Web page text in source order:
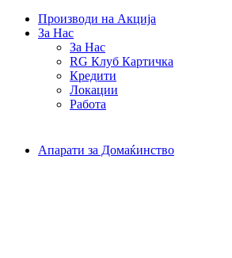
Производи на Акција
За Нас
За Нас
RG Клуб Картичка
Кредити
Локации
Работа
Апарати за Домаќинство